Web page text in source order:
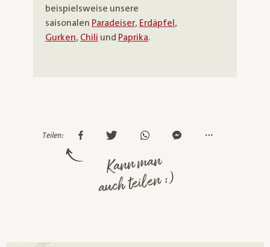
beispielsweise unsere
saisonalen Paradeiser, Erdäpfel,
Gurken, Chili und Paprika.
Teilen:
Kann man
auch teilen :)